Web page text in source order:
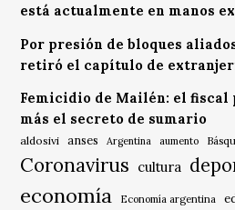
está actualmente en manos
Por presión de bloques
retiró el capítulo de
Femicidio de Mailén: el fiscal
más el secreto de sumario
aldosivi anses Argentina aumento
Coronavirus cultura
economía Economía argentina